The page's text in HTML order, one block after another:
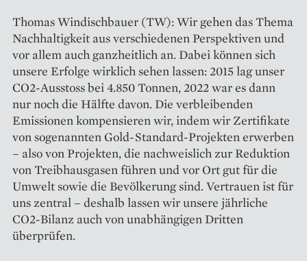
Thomas Windischbauer (TW): Wir gehen das Thema
Nachhaltigkeit aus verschiedenen Perspektiven und
vor allem auch ganzheitlich an. Dabei können sich
unsere Erfolge wirklich sehen lassen: 2015 lag unser
CO2-Ausstoss bei 4.850 Tonnen, 2022 war es dann
nur noch die Hälfte davon. Die verbleibenden
Emissionen kompensieren wir, indem wir Zertifikate
von sogenannten Gold-Standard-­Projekten erwerben
– also von Projekten, die nachweislich zur Reduktion
von Treibhausgasen führen und vor Ort gut für die
Umwelt sowie die Bevölkerung sind. Vertrauen ist für
uns zentral – deshalb lassen wir unsere jährliche
CO2-Bilanz auch von unabhängigen Dritten
überprüfen.